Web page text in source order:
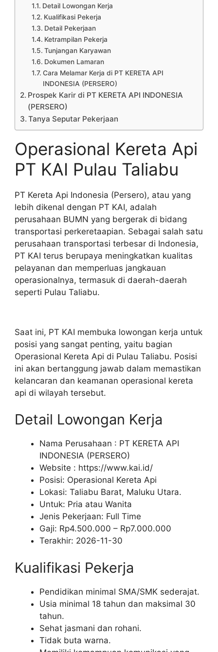
Detail Lowongan Kerja
Kualifikasi Pekerja
Detail Pekerjaan
Ketrampilan Pekerja
Tunjangan Karyawan
Dokumen Lamaran
Cara Melamar Kerja di PT KERETA API
INDONESIA (PERSERO)
Prospek Karir di PT KERETA API INDONESIA
(PERSERO)
Tanya Seputar Pekerjaan
Operasional Kereta Api
PT KAI Pulau Taliabu
PT Kereta Api Indonesia (Persero), atau yang
lebih dikenal dengan PT KAI, adalah
perusahaan BUMN yang bergerak di bidang
transportasi perkeretaapian. Sebagai salah satu
perusahaan transportasi terbesar di Indonesia,
PT KAI terus berupaya meningkatkan kualitas
pelayanan dan memperluas jangkauan
operasionalnya, termasuk di daerah-daerah
seperti Pulau Taliabu.
Saat ini, PT KAI membuka lowongan kerja untuk
posisi yang sangat penting, yaitu bagian
Operasional Kereta Api di Pulau Taliabu. Posisi
ini akan bertanggung jawab dalam memastikan
kelancaran dan keamanan operasional kereta
api di wilayah tersebut.
Detail Lowongan Kerja
Nama Perusahaan : PT KERETA API
INDONESIA (PERSERO)
Website : https://www.kai.id/
Posisi: Operasional Kereta Api
Lokasi: Taliabu Barat, Maluku Utara.
Untuk: Pria atau Wanita
Jenis Pekerjaan: Full Time
Gaji: Rp4.500.000 – Rp7.000.000
Terakhir: 2026-11-30
Kualifikasi Pekerja
Pendidikan minimal SMA/SMK sederajat.
Usia minimal 18 tahun dan maksimal 30
tahun.
Sehat jasmani dan rohani.
Tidak buta warna.